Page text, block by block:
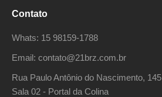
Contato
Whats: 15 98159-1788
Email: contato@21brz.com.br
Rua Paulo Antônio do Nascimento, 145
Sala 02 - Portal da Colina